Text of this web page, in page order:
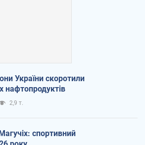
України скоротили
нафтопродуктів
2,9 т.
спортивний